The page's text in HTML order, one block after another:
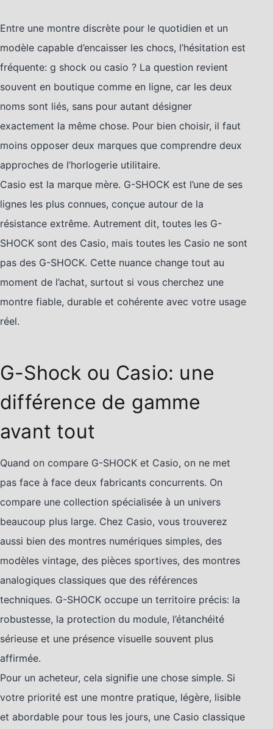
Entre une montre discrète pour le quotidien et un
modèle capable d’encaisser les chocs, l’hésitation est
fréquente: g shock ou casio ? La question revient
souvent en boutique comme en ligne, car les deux
noms sont liés, sans pour autant désigner
exactement la même chose. Pour bien choisir, il faut
moins opposer deux marques que comprendre deux
approches de l’horlogerie utilitaire.
Casio est la marque mère. G-SHOCK est l’une de ses
lignes les plus connues, conçue autour de la
résistance extrême. Autrement dit, toutes les G-
SHOCK sont des Casio, mais toutes les Casio ne sont
pas des G-SHOCK. Cette nuance change tout au
moment de l’achat, surtout si vous cherchez une
montre fiable, durable et cohérente avec votre usage
réel.
G-Shock ou Casio: une
différence de gamme
avant tout
Quand on compare G-SHOCK et Casio, on ne met
pas face à face deux fabricants concurrents. On
compare une collection spécialisée à un univers
beaucoup plus large. Chez Casio, vous trouverez
aussi bien des montres numériques simples, des
modèles vintage, des pièces sportives, des montres
analogiques classiques que des références
techniques. G-SHOCK occupe un territoire précis: la
robustesse, la protection du module, l’étanchéité
sérieuse et une présence visuelle souvent plus
affirmée.
Pour un acheteur, cela signifie une chose simple. Si
votre priorité est une montre pratique, légère, lisible
et abordable pour tous les jours, une Casio classique